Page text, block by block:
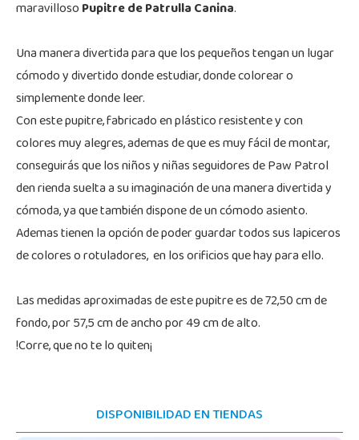
maravillosoPupitre de Patrulla Canina.
Una manera divertida para que los pequeños tengan un lugar
cómodo y divertido donde estudiar, donde colorear o
simplemente donde leer.
Con este pupitre, fabricado en plástico resistente y con
colores muy alegres, ademas de que es muy fácil de montar,
conseguirás que los niños y niñas seguidores de Paw Patrol
den rienda suelta a su imaginación de una manera divertida y
cómoda, ya que también dispone de un cómodo asiento.
Ademas tienen la opción de poder guardar todos sus lapiceros
de colores o rotuladores, en los orificios que hay para ello.
Las medidas aproximadas de este pupitre es de 72,50 cm de
fondo, por 57,5 cm de ancho por 49 cm de alto.
!Corre, que no te lo quiten¡
DISPONIBILIDAD EN TIENDAS